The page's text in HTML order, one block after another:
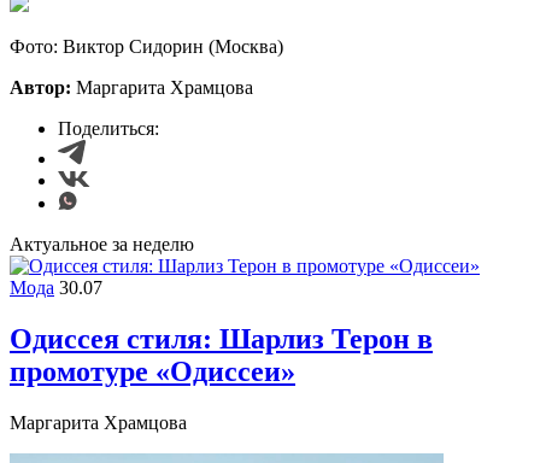
Фото: Виктор Сидорин (Москва)
Автор: Маргарита Храмцова
Поделиться:
Актуальное за неделю
Мода 30.07
Одиссея стиля: Шарлиз Терон в
промотуре «Одиссеи»
Маргарита Храмцова